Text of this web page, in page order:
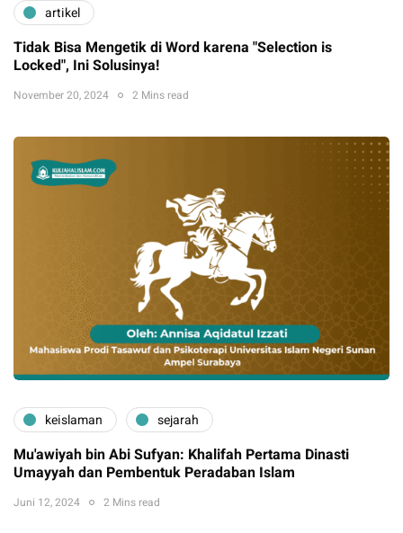
artikel
Tidak Bisa Mengetik di Word karena "Selection is
Locked", Ini Solusinya!
November 20, 2024 2 Mins read
keislaman sejarah
Mu'awiyah bin Abi Sufyan: Khalifah Pertama Dinasti
Umayyah dan Pembentuk Peradaban Islam
Juni 12, 2024 2 Mins read